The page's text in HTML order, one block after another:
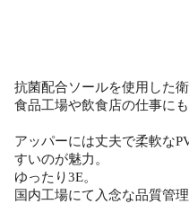
抗菌配合ソールを使用した衛
食品工場や飲食店の仕事にも
アッパーには丈夫で柔軟な
すいのが魅力。
ゆったり3E。
国内工場にて入念な品質管